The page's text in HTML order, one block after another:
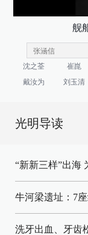
舰
沈之荃 崔崑
戴汝为
刘玉清
光明导读
“新新三样”出海
牛河梁遗址：7
洗牙出血、牙齿